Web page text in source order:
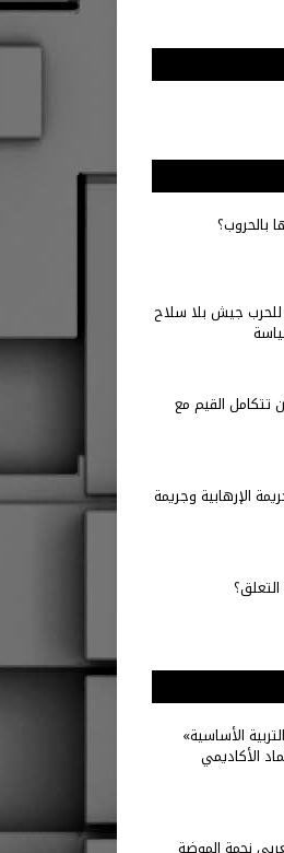
بالحروب؟
للحرب جيش بلا سلاح
القيم مع
الإرهابية وجريمة
الأساسية»
الأكاديمي